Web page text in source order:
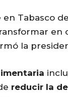
Tabasco
en
la
reducir la